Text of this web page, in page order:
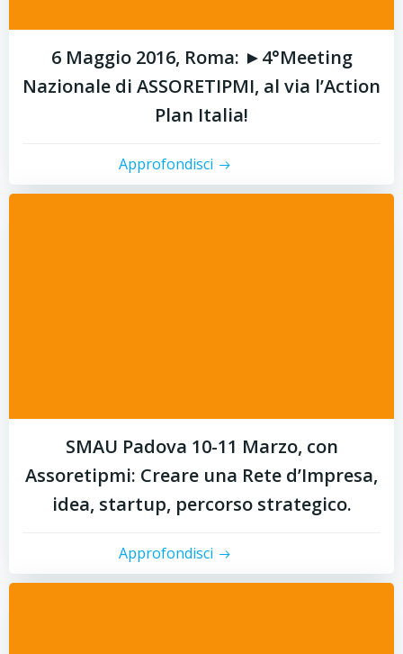
6 Maggio 2016, Roma: ►4°Meeting
Nazionale di ASSORETIPMI, al via l’Action
Plan Italia!
Approfondisci
SMAU Padova 10-11 Marzo, con
Assoretipmi: Creare una Rete d’Impresa,
idea, startup, percorso strategico.
Approfondisci